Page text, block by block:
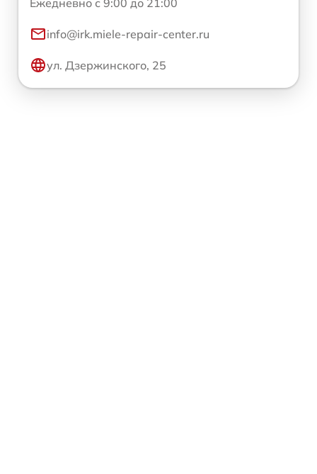
Ежедневно с 9:00 до 21:00
info@irk.miele-repair-center.ru
ул. Дзержинского, 25